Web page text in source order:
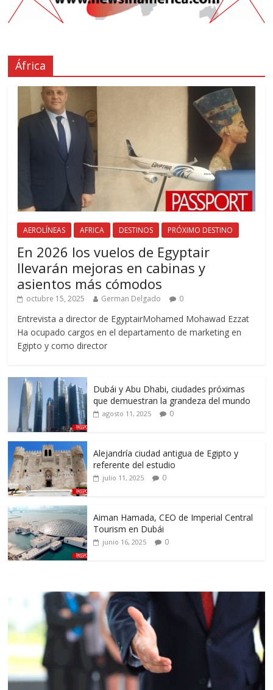
África
AEROLÍNEAS AFRICA DESTINOS PRÓXIMO DESTINO
En 2026 los vuelos de Egyptair
llevarán mejoras en cabinas y
asientos más cómodos
octubre 15, 2025 German Delgado 0
Entrevista a director de EgyptairMohamed Mohawad Ezzat
Ha ocupado cargos en el departamento de marketing en
Egipto y como director
Dubái y Abu Dhabi, ciudades próximas
que demuestran la grandeza del mundo
agosto 11, 2025 0
Alejandría ciudad antigua de Egipto y
referente del estudio
julio 11, 2025 0
Aiman Hamada, CEO de Imperial Central
Tourism en Dubái
junio 16, 2025 0